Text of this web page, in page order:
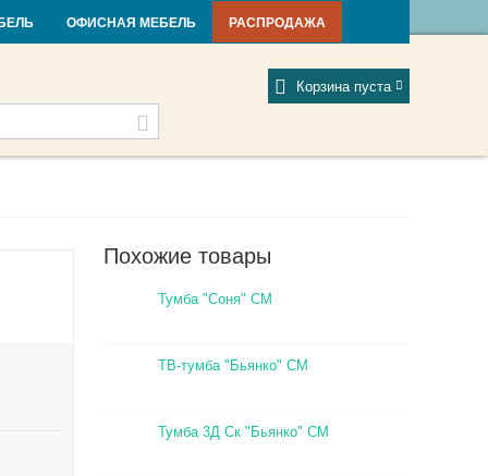
Мой профиль
и новости Фабрики Отзывы
Корзина пуста
ОФИСНАЯ МЕБЕЛЬ РАСПРОДАЖА
Похожие товары
Тумба "Соня" СМ
ТВ-тумба "Бьянко" СМ
Тумба 3Д Ск "Бьянко" СМ